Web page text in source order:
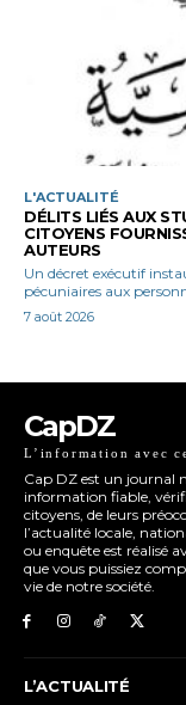
L'ACTUALITÉ
DÉLITS LIÉS AUX
CITOYENS
AUTEURS
Un décret exécutif
pécuniaires aux
7 août 2026
CapDZ
L’information avec
Cap DZ est un journal
information fiable,
citoyens, de leurs
l’actualité locale,
ou enquête est réalisé
que vous puissiez
vie de notre société.
L’ACTUALITÉ